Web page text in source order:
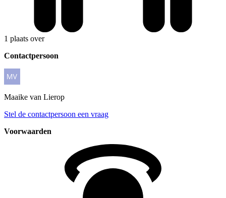
1 plaats over
Contactpersoon
Maaike van Lierop
Stel de contactpersoon een vraag
Voorwaarden